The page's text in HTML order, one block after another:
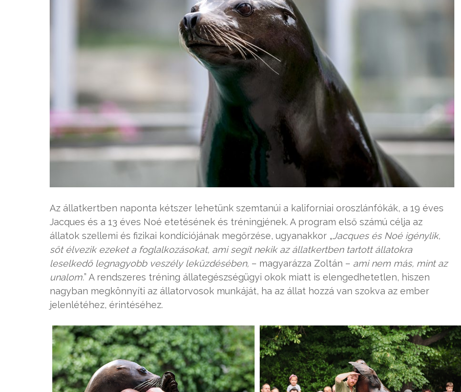
Az állatkertben naponta kétszer lehetünk szemtanúi a kaliforniai oroszlánfókák, a 19 éves
Jacques és a 13 éves Noé etetésének és tréningjének. A program első számú célja az
állatok szellemi és fizikai kondíciójának megőrzése, ugyanakkor „Jacques és Noé igénylik,
sőt élvezik ezeket a foglalkozásokat, ami segít nekik az állatkertben tartott állatokra
leselkedő legnagyobb veszély leküzdésében, – magyarázza Zoltán – ami nem más, mint az
unalom.” A rendszeres tréning állategészségügyi okok miatt is elengedhetetlen, hiszen
nagyban megkönnyíti az állatorvosok munkáját, ha az állat hozzá van szokva az ember
jelenlétéhez, érintéséhez.